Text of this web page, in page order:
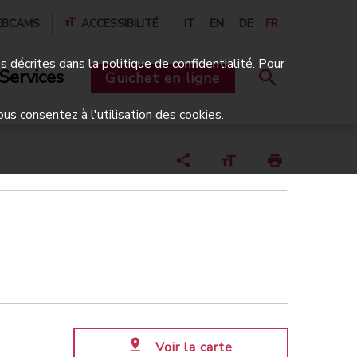
ACCESSIBILITÉ IT EN DE FR
Guichet en ligne
Voir la carte
décrites dans la politique de confidentialité. Pour
consentez à l'utilisation des cookies.